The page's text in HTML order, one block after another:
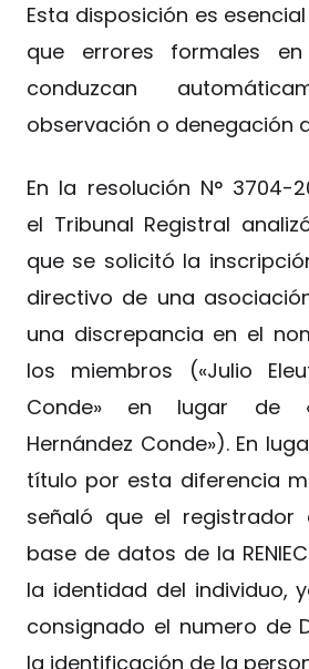
Esta disposición es
que errores formales
conduzcan
observación o denegación
En la resolución N° 3704-
el Tribunal Registral
que se solicitó la
directivo de una
una discrepancia en el
los miembros («Julio
Conde» en lugar de
Hernández Conde»). En
título por esta diferencia
señaló que el registrador
base de datos de la
la identidad del individuo,
consignado el numero de
la identificación de la